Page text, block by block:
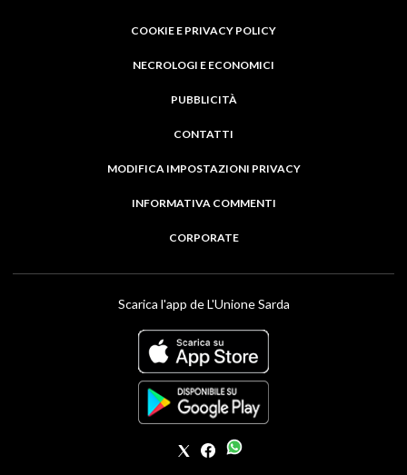
COOKIE E PRIVACY POLICY
NECROLOGI E ECONOMICI
PUBBLICITÀ
CONTATTI
MODIFICA IMPOSTAZIONI PRIVACY
INFORMATIVA COMMENTI
CORPORATE
Scarica l'app de L'Unione Sarda